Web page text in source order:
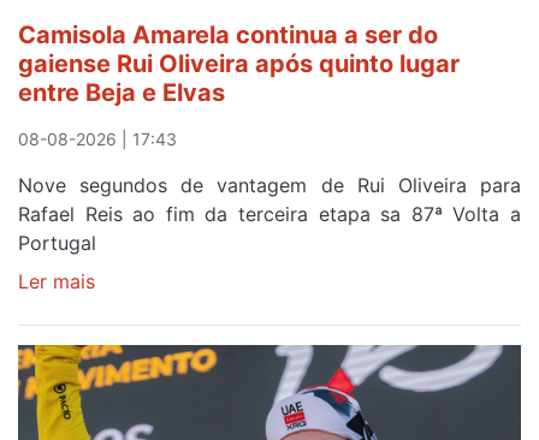
Camisola Amarela continua a ser do
gaiense Rui Oliveira após quinto lugar
entre Beja e Elvas
08-08-2026 | 17:43
Nove segundos de vantagem de Rui Oliveira para
Rafael Reis ao fim da terceira etapa sa 87ª Volta a
Portugal
Ler mais
Amarela
continua
ser